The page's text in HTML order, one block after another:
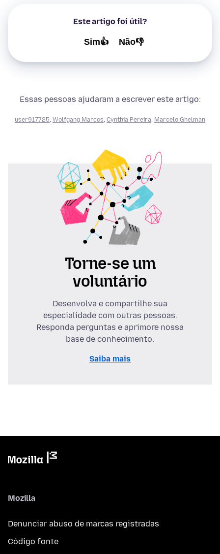
Este artigo foi útil?
Sim👍 Não👎
Essas pessoas ajudaram a escrever este artigo:
user917725, Wolfgang Marcos, Cynthia Pereira, Marcelo Ghelman
Torne-se um
voluntário
Desenvolva e compartilhe sua
especialidade com outras pessoas.
Responda perguntas e aprimore nossa
base de conhecimento.
Saiba mais
Mozilla
Denunciar abuso de marcas registradas
Código fonte